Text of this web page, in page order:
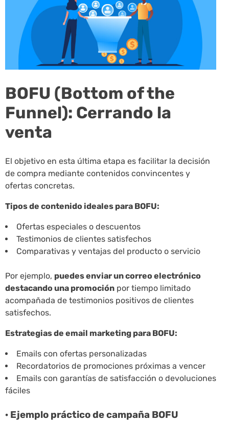
BOFU (Bottom of the
Funnel): Cerrando la
venta
El objetivo en esta última etapa es facilitar la decisión
de compra mediante contenidos convincentes y
ofertas concretas.
Tipos de contenido ideales para BOFU:
Ofertas especiales o descuentos
Testimonios de clientes satisfechos
Comparativas y ventajas del producto o servicio
Por ejemplo, puedes enviar un correo electrónico
destacando una promoción por tiempo limitado
acompañada de testimonios positivos de clientes
satisfechos.
Estrategias de email marketing para BOFU:
Emails con ofertas personalizadas
Recordatorios de promociones próximas a vencer
Emails con garantías de satisfacción o devoluciones
fáciles
· Ejemplo práctico de campaña BOFU